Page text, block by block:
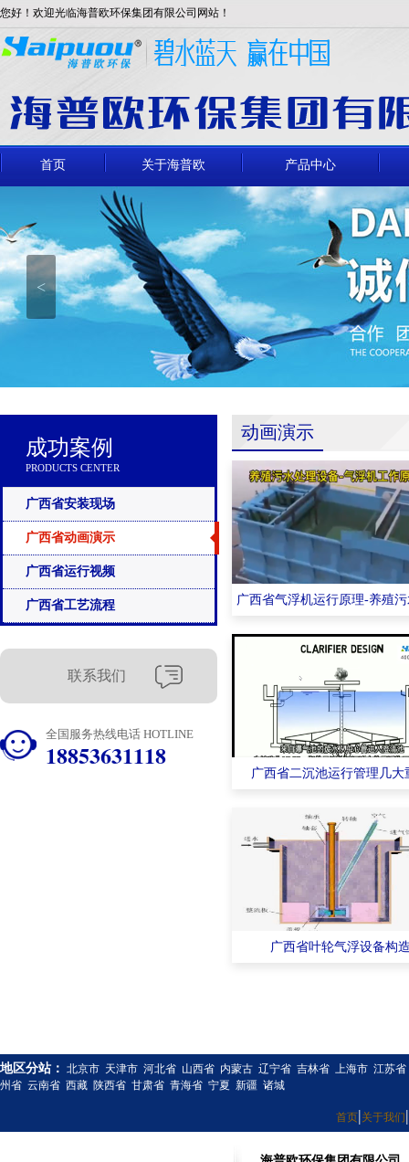
您好！欢迎光临海普欧环保集团有限公司网站！
首页 关于海普欧 产品中心
<
成功案例
PRODUCTS CENTER
广西省安装现场
广西省动画演示
广西省运行视频
广西省工艺流程
联系我们
全国服务热线电话 HOTLINE
18853631118
动画演示
广西省气浮机运行原理-养殖
广西省二沉池运行管理几大
广西省叶轮气浮设备构
地区分站： 北京市 天津市 河北省 山西省 内蒙古 辽宁省 吉林省 上海市 江苏省
州省 云南省 西藏 陕西省 甘肃省 青海省 宁夏 新疆 诸城
首页|关于我们|